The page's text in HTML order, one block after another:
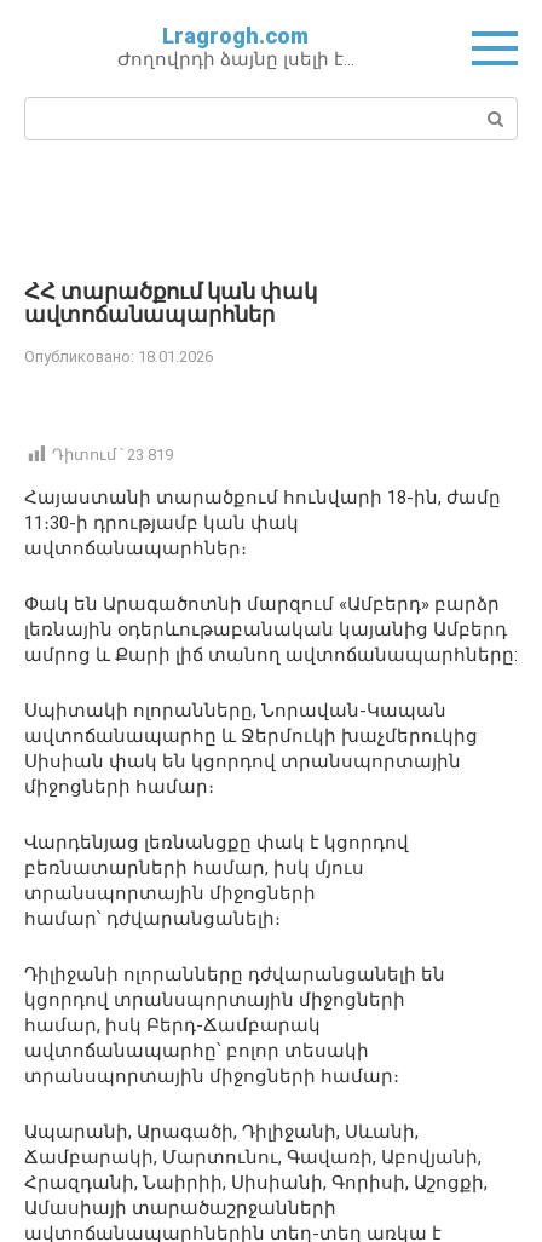
Lragrogh.com
Ժողովրդի ձայնը լսելի է…
Поиск:
ՀՀ տարածքում կան փակ
ավտոճանապարհներ
Опубликовано: 18.01.2026
Դիտում ՝ 23 819
Հայաստանի տարածքում հունվարի 18-ին, ժամը
11։30-ի դրությամբ կան փակ
ավտոճանապարհներ։
Փակ են Արագածոտնի մարզում «Ամբերդ» բարձր
լեռնային օդերևութաբանական կայանից Ամբերդ
ամրոց և Քարի լիճ տանող ավտոճանապարհները:
Սպիտակի ոլորանները, Նորավան-Կապան
ավտոճանապարհը և Ջերմուկի խաչմերուկից
Սիսիան փակ են կցորդով տրանսպորտային
միջոցների համար։
Վարդենյաց լեռնանցքը փակ է կցորդով
բեռնատարների համար, իսկ մյուս
տրանսպորտային միջոցների
համար՝ դժվարանցանելի։
Դիլիջանի ոլորանները դժվարանցանելի են
կցորդով տրանսպորտային միջոցների
համար, իսկ Բերդ-Ճամբարակ
ավտոճանապարհը՝ բոլոր տեսակի
տրանսպորտային միջոցների համար։
Ապարանի, Արագածի, Դիլիջանի, Սևանի,
Ճամբարակի, Մարտունու, Գավառի, Աբովյանի,
Հրազդանի, Նաիրիի, Սիսիանի, Գորիսի, Աշոցքի,
Ամասիայի տարածաշրջանների
ավտոճանապարհներին տեղ-տեղ առկա է